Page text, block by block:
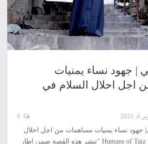
| جهود نساء يمنيات
اجل احلال السلام في
جهود نساء يمنيات مساهمات من اجل احلال
السلام في اليمن ” Humans of Taiz “تنشر هذه القصة ضمن إطار